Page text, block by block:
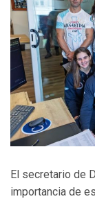
El secretario de
importancia de